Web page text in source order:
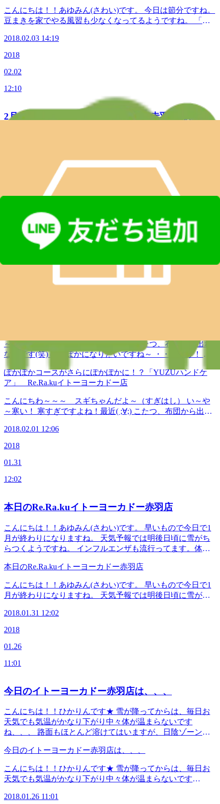
&amp;アクセス≫ Re.Ra.Ku イトーヨーカドー赤羽店 JR宇
都宮線・京浜東北線・高崎線・埼京線「赤羽駅」西口を出て
から徒歩1分のイトーヨーカドーの3Fです！ TEL 03-5948-
9557 （店舗） TEL 03-4540-6336（予約センター 店舗にお
こちら から LINEのお友だちも大募集中です！ 登録で
お得な特典プレゼント！(^_-)-☆
こんにちは！！あゆみん(さわい)です。 今日は節分ですね。
豆まきを家でやる風習も少なくなってるようですね。 「鬼
てみませんか？ ●本日のスタッフ はしかわ さわい まつむら
すぎはし ●ご予約可能な時間帯 14：30～19：30 ≪連絡先
都宮線・京浜東北線・高崎線・埼京線「赤羽駅」西口を出て
9557 （店舗） TEL 03-4540-6336（予約センター 店舗にお
電話が繋がらなかった時におかけください） Web予約は
こちら から LINEのお友だちも大募集中です！ 登録で
2018.02.03 14:19
2018
02.02
12:10
2月2日(金)今日のイトーヨーカドー赤羽店は、、、
当店までほぐしにいらして下さい＼(^o^)／ ●本日のスタッフ
～19：30 ≪連絡先&amp;アクセス≫ Re.Ra.Ku イトーヨー
です！ TEL 03-5948-9557 （店舗） TEL 03-4540-6336（予
約センター 店舗にお電話が繋がらなかった時におかけくだ
さい） Web予約は こちら から LINEのお友だちも大募集
中です！ 登録でお得な特典プレゼント！(^_-)-☆
2月2日(金)今日のイトーヨーカドー赤羽店は、、、
こんにちは！！あゆみん(さわい)です。 昨日からの雪は幸い
復するようですね。 週末のお身体のお疲れの解消に、是非
当店までほぐしにいらして下さい＼(^o^)／ ●本日のスタッフ
せきね いしかわ まつむら さわい ●予約可能な時間帯 12：00
～19：30 ≪連絡先&amp;アクセス≫ Re.Ra.Ku イトーヨー
「赤羽駅」西口を出てから徒歩1分のイトーヨーカドーの3F
です！ TEL 03-5948-9557 （店舗） TEL 03-4540-6336（予
約センター 店舗にお電話が繋がらなかった時におかけくだ
2018.02.02 12:10
～寒い！ 寒すぎですよね！最近( ;∀;) こたつ、布団から出れ
ないです(笑) ぽかぽかになりたいですね～ ・・・そう！ ぽ
かぽかに！！ はい！ということでお知らせいたします！(笑)
12月18日から始めた大好評のあのコースが!? 「ぽかぽかコー
ス」がさらにぽかぽかに！？ その名も～～～ パッパカパ～♪
【YUZU ぽかぽかコース】 YUZUとは。。。そう！あの柚
子です！！ ぽかぽかコースのハンドケアに柚子のハンドジ
ェルがついております！ デスクワークでお疲れな方に、む
くみが気になる方に、寝つきの悪い方にオススメです！ 更
けていきます！！ 《コース内容》 「ＹＵＺＵ」ぽかぽかボ
ハンドジェル） 「ＹＵＺＵ」ぽかぽかボディケア 75分
（ボディケア60分＋ハンドケア15分（ゆずハンドジェル）
まで 冬限定の特別コースですので、どうぞご利用くださ
≪連絡先&amp;アクセス≫ Re.Ra.Ku イトーヨーカドー赤羽
店 JR宇都宮線・京浜東北線・高崎線・埼京線「赤羽駅」西
口を出てから徒歩1分のイトーヨーカドーの3Fです！ TEL
03-5948-9557 （店舗） TEL 03-4540-6336（予約センター
店舗にお電話が繋がらなかった時におかけください） Web
予約は こちら から LINEのお友だちも大募集中で
す！ 登録でお得な特典プレゼント！(^_-)-☆
ぽかぽかコースがさらにぽかぽかに！？「YUZUハンドケ
ア」 Re.Ra.kuイトーヨーカドー店
こんにちわ～～～ スギちゃんだよ～（すぎはし） い～や
～寒い！ 寒すぎですよね！最近( ;∀;) こたつ、布団から出れ
かぽかに！！ はい！ということでお知らせいたします！(笑)
12月18日から始めた大好評のあのコースが!? 「ぽかぽかコー
【YUZU ぽかぽかコース】 YUZUとは。。。そう！あの柚
ェルがついております！ デスクワークでお疲れな方に、む
に手をほぐす事によってリラックスもより出来て肩の力が抜
けていきます！！ 《コース内容》 「ＹＵＺＵ」ぽかぽかボ
ディケア 45分 （ボディケア30分＋ハンドケア15分（ゆず
ハンドジェル） 「ＹＵＺＵ」ぽかぽかボディケア 75分
（ボディケア60分＋ハンドケア15分（ゆずハンドジェル）
＋ハンドケア20分（ゆずハンドジェル） 期間限定 1/1～2/28
い！(^_-)-☆
店 JR宇都宮線・京浜東北線・高崎線・埼京線「赤羽駅」西
口を出てから徒歩1分のイトーヨーカドーの3Fです！ TEL
店舗にお電話が繋がらなかった時におかけください） Web
予約は こちら から LINEのお友だちも大募集中で
す！ 登録でお得な特典プレゼント！(^_-)-☆
2018.02.01 12:06
2018
01.31
12:02
本日のRe.Ra.kuイトーヨーカドー赤羽店
こんにちは！！あゆみん(さわい)です。 早いもので今日で1
月が終わりになりますね。 天気予報では明後日頃に雪がち
らつくようですね。 インフルエンザも流行ってます。体調
によって、血流を良くして老廃物を排出することが出来ま
す。 一見健康とはかけ離れているように思われがちです
が、血行促進とデトックスで身体の免疫力をアップさせるこ
とが期待できるのです。 ●今日のスタッフ せきね さわい す
ぎはし まつむら ●予約可能な時間帯 12：00～17：00 ≪連絡
宇都宮線・京浜東北線・高崎線・埼京線「赤羽駅」西口を出
5948-9557 （店舗 TEL 03-4540-6336（予約センター 店舗
にお電話が繋がらなかった時におかけください） Web予約
本日のRe.Ra.kuイトーヨーカドー赤羽店
こんにちは！！あゆみん(さわい)です。 早いもので今日で1
月が終わりになりますね。 天気予報では明後日頃に雪がち
管理には十分気を付けていきましょう。 お身体をほぐす事
によって、血流を良くして老廃物を排出することが出来ま
が、血行促進とデトックスで身体の免疫力をアップさせるこ
ぎはし まつむら ●予約可能な時間帯 12：00～17：00 ≪連絡
宇都宮線・京浜東北線・高崎線・埼京線「赤羽駅」西口を出
てから徒歩1分のイトーヨーカドーの3Fです！ TEL 03-
5948-9557 （店舗 TEL 03-4540-6336（予約センター 店舗
にお電話が繋がらなかった時におかけください） Web予約
は こちら から LINEのお友だちも大募集中です！ 登
2018.01.31 12:02
2018
01.26
11:01
今日のイトーヨーカドー赤羽店は、、、
こんにちは！！ひかりんです★ 雪が降ってからは、毎日お
天気でも気温がかなり下がり中々体が温まらないです
ね、、、 路面もほとんど溶けてはいますが、日陰ゾーンは
も お気をつけて下さいね(*_*) さて、雪かきをした方多かっ
たのでは、、、？！頑張った腕や、腰など筋肉痛になってい
るのでは？？？ 寒さも厳しい毎日、それでなくても首、
肩、背中、肩甲骨、ガチガチですよね。。 いつものコース
に＋頑張った腕まわりもしっかりほぐす！！オススメコース
今日のイトーヨーカドー赤羽店は、、、
こんにちは！！ひかりんです★ 雪が降ってからは、毎日お
天気でも気温がかなり下がり中々体が温まらないです
ツルツル氷になっいてとても危ないので、皆さまもくれぐれ
2018.01.26 11:01